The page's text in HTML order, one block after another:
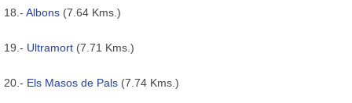
18.- Albons (7.64 Kms.)
19.- Ultramort (7.71 Kms.)
20.- Els Masos de Pals (7.74 Kms.)